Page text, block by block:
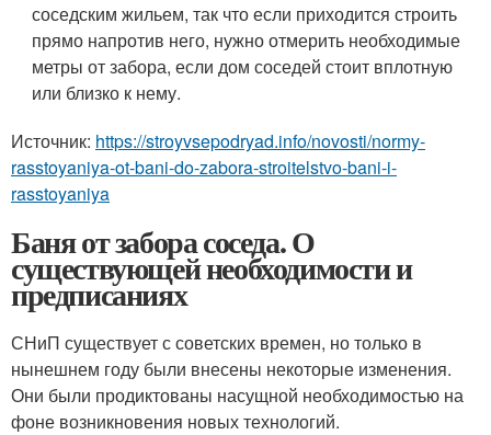
соседским жильем, так что если приходится строить
прямо напротив него, нужно отмерить необходимые
метры от забора, если дом соседей стоит вплотную
или близко к нему.
Источник: https://stroyvsepodryad.info/novosti/normy-
rasstoyaniya-ot-bani-do-zabora-stroitelstvo-bani-i-
rasstoyaniya
Баня от забора соседа. О
существующей необходимости и
предписаниях
СНиП существует с советских времен, но только в
нынешнем году были внесены некоторые изменения.
Они были продиктованы насущной необходимостью на
фоне возникновения новых технологий.